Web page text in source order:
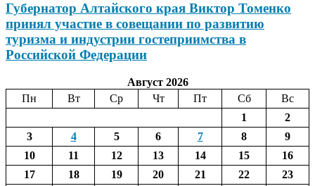
Губернатор Алтайского края Виктор Томенко
принял участие в совещании по развитию
туризма и индустрии гостеприимства в
Российской Федерации
Август 2026
Пн
Вт Ср Чт Пт Сб
Вс
1
2
3
4 5 6 7 8
9
10
11 12 13 14 15
16
17
18 19 20 21 22
23